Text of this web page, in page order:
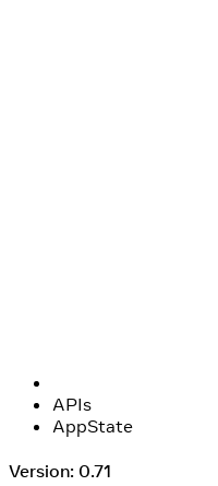
APIs
AppState
Version: 0.71